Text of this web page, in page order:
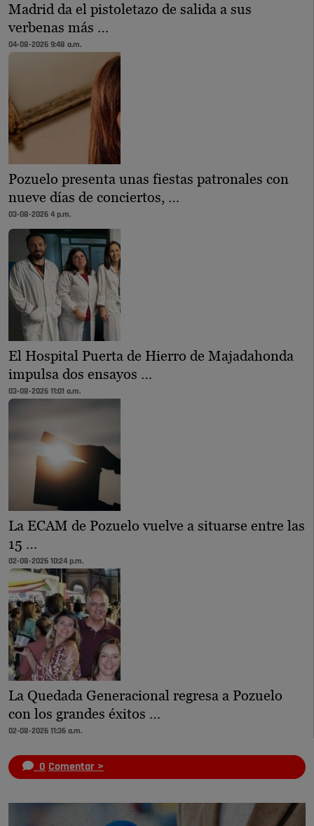
Madrid da el pistoletazo de salida a sus
verbenas más …
04-08-2026 9:48 a.m.
Pozuelo presenta unas fiestas patronales con
nueve días de conciertos, …
03-08-2026 4 p.m.
El Hospital Puerta de Hierro de Majadahonda
impulsa dos ensayos …
03-08-2026 11:01 a.m.
La ECAM de Pozuelo vuelve a situarse entre las
15 …
02-08-2026 10:24 p.m.
La Quedada Generacional regresa a Pozuelo
con los grandes éxitos …
02-08-2026 11:36 a.m.
0 Comentar >